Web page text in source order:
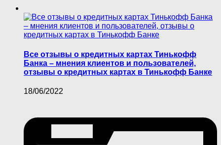
Все отзывы о кредитных картах Тинькофф
Банка – мнения клиентов и пользователей,
отзывы о кредитных картах в Тинькофф Банке
18/06/2022